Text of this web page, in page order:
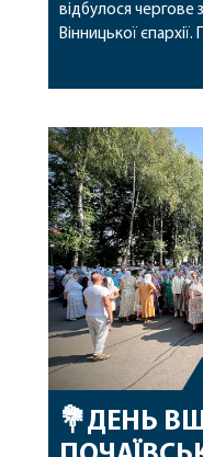
відбулося чергове
Вінницької
секретар
побажавши йому
допомоги, миру,
благословенних
архіпастирському
💐ДЕНЬ